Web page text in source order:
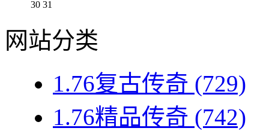
30 31
网站分类
1.76复古传奇 (729)
1.76精品传奇 (742)